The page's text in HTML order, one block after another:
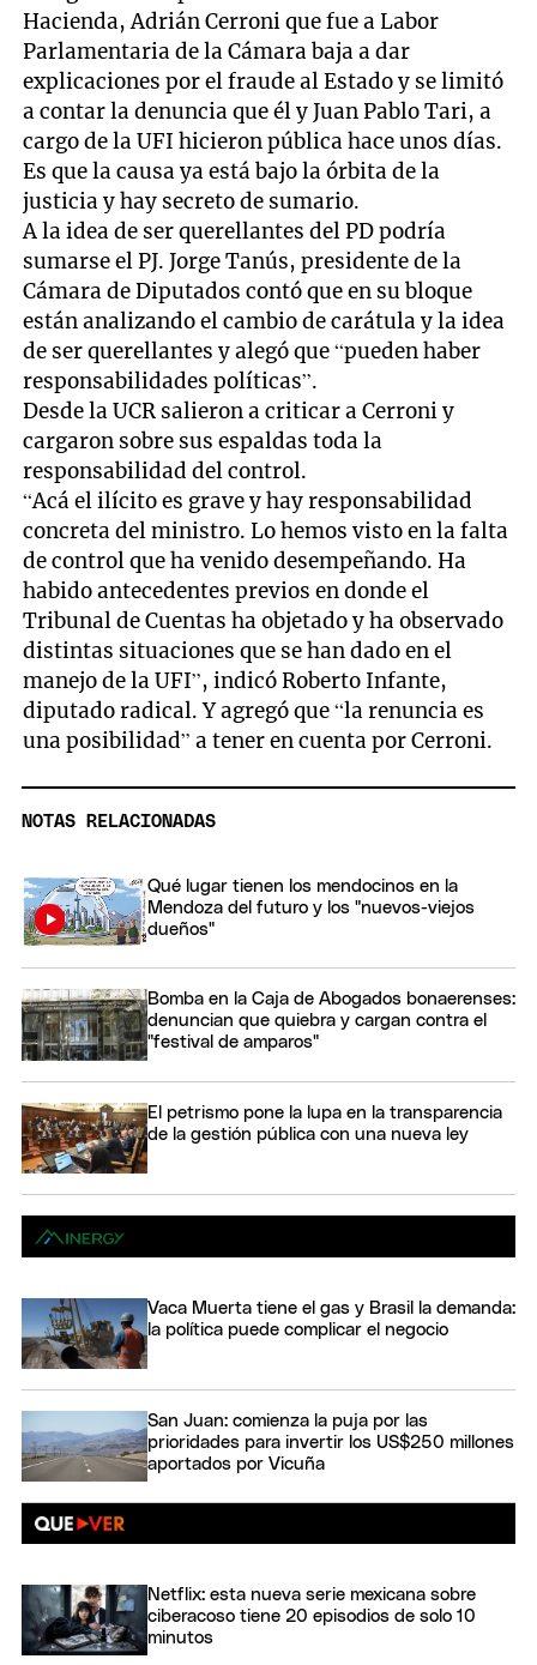
Hacienda, Adrián Cerroni que fue a Labor
Parlamentaria de la Cámara baja a dar
explicaciones por el fraude al Estado y se limitó
a contar la denuncia que él y Juan Pablo Tari, a
cargo de la UFI hicieron pública hace unos días.
Es que la causa ya está bajo la órbita de la
justicia y hay secreto de sumario.
A la idea de ser querellantes del PD podría
sumarse el PJ. Jorge Tanús, presidente de la
Cámara de Diputados contó que en su bloque
están analizando el cambio de carátula y la idea
de ser querellantes y alegó que “pueden haber
responsabilidades políticas”.
Desde la UCR salieron a criticar a Cerroni y
cargaron sobre sus espaldas toda la
responsabilidad del control.
“Acá el ilícito es grave y hay responsabilidad
concreta del ministro. Lo hemos visto en la falta
de control que ha venido desempeñando. Ha
habido antecedentes previos en donde el
Tribunal de Cuentas ha objetado y ha observado
distintas situaciones que se han dado en el
manejo de la UFI”, indicó Roberto Infante,
diputado radical. Y agregó que “la renuncia es
una posibilidad” a tener en cuenta por Cerroni.
NOTAS RELACIONADAS
Qué lugar tienen los mendocinos en la
Mendoza del futuro y los "nuevos-viejos
dueños"
Bomba en la Caja de Abogados bonaerenses:
denuncian que quiebra y cargan contra el
"festival de amparos"
El petrismo pone la lupa en la transparencia
de la gestión pública con una nueva ley
Vaca Muerta tiene el gas y Brasil la demanda:
la política puede complicar el negocio
San Juan: comienza la puja por las
prioridades para invertir los US$250 millones
aportados por Vicuña
Netflix: esta nueva serie mexicana sobre
ciberacoso tiene 20 episodios de solo 10
minutos